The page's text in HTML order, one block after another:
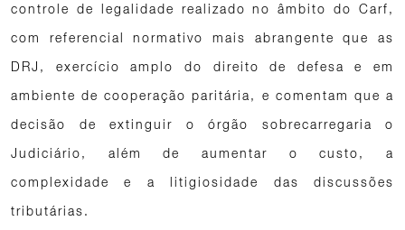
controle de legalidade realizado no âmbito do Carf,
com referencial normativo mais abrangente que as
DRJ, exercício amplo do direito de defesa e em
ambiente de cooperação paritária, e comentam que a
decisão de extinguir o órgão sobrecarregaria o
Judiciário, além de aumentar o custo, a
complexidade e a litigiosidade das discussões
tributárias.